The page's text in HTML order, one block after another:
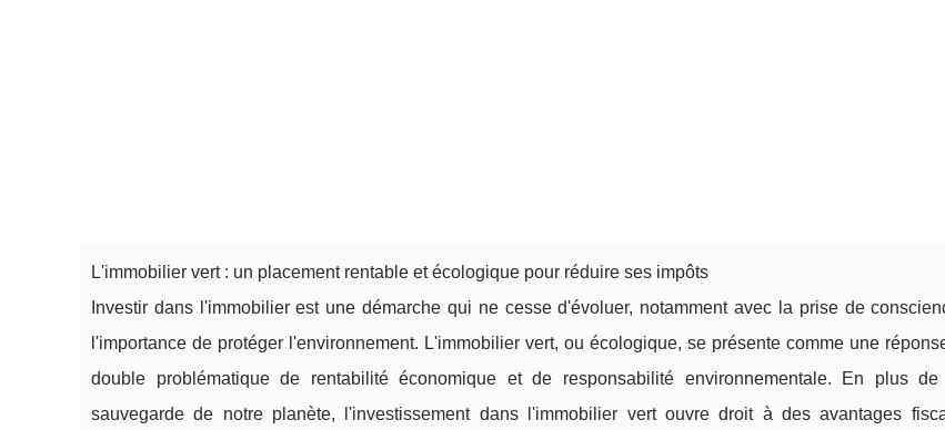
L'immobilier vert : un placement rentable et écologique pour réduire ses impôts
Investir dans l'immobilier est une démarche qui ne cesse d'évoluer, notamment avec la prise de
l'importance de protéger l'environnement. L'immobilier vert, ou écologique, se présente comme une
double problématique de rentabilité économique et de responsabilité environnementale. En plus
sauvegarde de notre planète, l'investissement dans l'immobilier vert ouvre droit à des avantages